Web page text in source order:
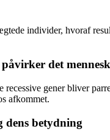
individer, hvoraf
det
recessive gener bliver
afkommet.
dens betydning